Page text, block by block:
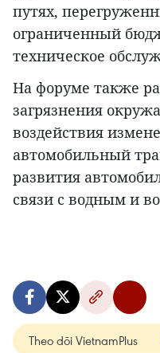
путях,
ограниченный
техническое
На форуме также
загрязнения
воздействия
автомобильный
развития
связи с водным и
Theo dõi VietnamPlus